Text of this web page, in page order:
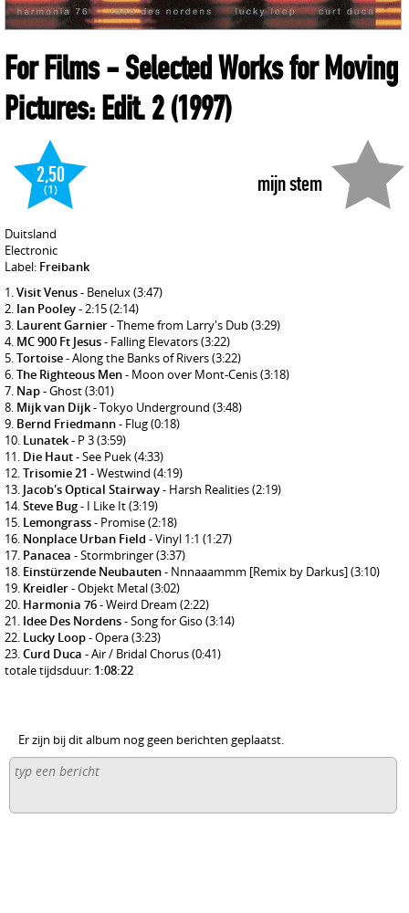
For Films - Selected Works for Moving
Pictures: Edit. 2(1997)
mijn stem
2,50
(1)
Duitsland
Electronic
Label: Freibank
Visit Venus- Benelux(3:47)
Ian Pooley- 2:15(2:14)
Laurent Garnier- Theme from Larry's Dub(3:29)
MC 900 Ft Jesus- Falling Elevators(3:22)
Tortoise- Along the Banks of Rivers(3:22)
The Righteous Men- Moon over Mont-Cenis(3:18)
Nap- Ghost(3:01)
Mijk van Dijk- Tokyo Underground (3:48)
Bernd Friedmann- Flug(0:18)
Lunatek- P 3(3:59)
Die Haut- See Puek(4:33)
Trisomie 21 - Westwind (4:19)
Jacob's Optical Stairway- Harsh Realities(2:19)
Steve Bug- I Like It(3:19)
Lemongrass- Promise(2:18)
Nonplace Urban Field - Vinyl 1:1 (1:27)
Panacea - Stormbringer(3:37)
Einstürzende Neubauten- Nnnaaammm [Remix by Darkus](3:10)
Kreidler- Objekt Metal(3:02)
Harmonia 76- Weird Dream (2:22)
Idee Des Nordens- Song for Giso (3:14)
Lucky Loop- Opera(3:23)
Curd Duca - Air / Bridal Chorus(0:41)
totale tijdsduur: 1:08:22
Er zijn bij dit album nog geen berichten geplaatst.